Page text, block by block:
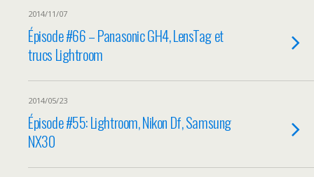
2014/11/07
Épisode #66 – Panasonic GH4, LensTag et
trucs Lightroom
2014/05/23
Épisode #55: Lightroom, Nikon Df, Samsung
NX30